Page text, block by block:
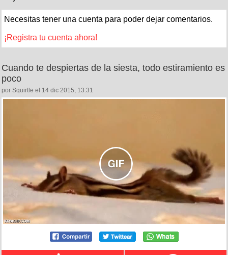
Necesitas tener una cuenta para poder dejar comentarios.
¡Registra tu cuenta ahora!
Cuando te despiertas de la siesta, todo estiramiento es
poco
por Squirtle el 14 dic 2015, 13:31